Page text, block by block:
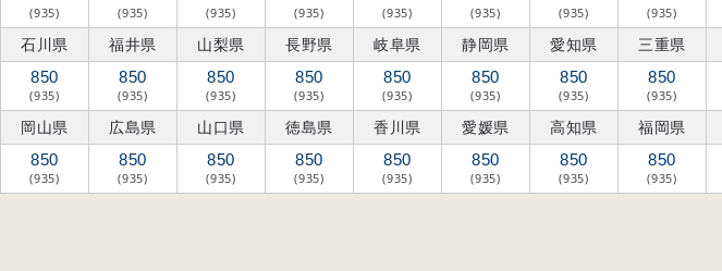
(935) (935) (935) (935) (935) (935) (935) (935)
石川県 福井県 山梨県 長野県 岐阜県 静岡県 愛知県 三重県
850
(935)
850
(935)
850
(935)
850
(935)
850
(935)
850
(935)
850
(935)
850
(935)
岡山県 広島県 山口県 徳島県 香川県 愛媛県 高知県 福岡県
850
(935)
850
(935)
850
(935)
850
(935)
850
(935)
850
(935)
850
(935)
850
(935)